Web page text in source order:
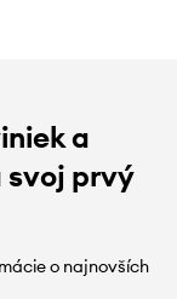
a
svoj prvý
o najnovších